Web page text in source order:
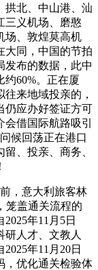
拱北、中山港、汕
三义机场、磨憨
场、敦煌莫高机
大同，中国的节拍
发布的数据，此中
60%。正在厦
来地域投亲的，
仍应办好签证方可
借国际航路吸引
候回荡正在港口
、投亲、商务、
，意大利旅客林
笼盖通关流程的
年11月5日
研人才、文教人
年11月20日
，优化通关检验体